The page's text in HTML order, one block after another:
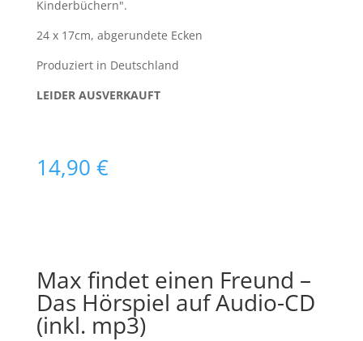
Kinderbüchern".
24 x 17cm, abgerundete Ecken
Produziert in Deutschland
LEIDER AUSVERKAUFT
14,90 €
Max findet einen Freund –
Das Hörspiel auf Audio-CD
(inkl. mp3)